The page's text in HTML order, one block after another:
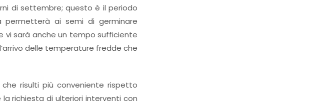
di settembre; questo è il periodo
ai semi di germinare
vi sarà anche un tempo sufficiente
delle temperature fredde che
risulti più conveniente rispetto
richiesta di ulteriori interventi con